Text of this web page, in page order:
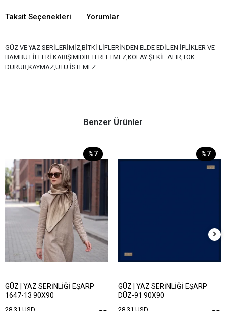
Taksit Seçenekleri Yorumlar
GÜZ VE YAZ SERİLERİMİZ,BİTKİ LİFLERİNDEN ELDE EDİLEN İPLİKLER VE
BAMBU LİFLERİ KARIŞIMIDIR.TERLETMEZ,KOLAY ŞEKİL ALIR,TOK
DURUR,KAYMAZ,ÜTÜ İSTEMEZ.
Benzer Ürünler
%7
GÜZ | YAZ SERİNLİĞİ EŞARP
1647-13 90X90
%7
GÜZ | YAZ SERİNLİĞİ EŞARP
DÜZ-91 90X90